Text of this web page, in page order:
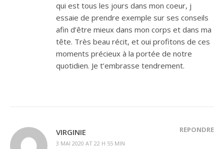
qui est tous les jours dans mon coeur, j
essaie de prendre exemple sur ses conseils
afin d’être mieux dans mon corps et dans ma
tête. Très beau récit, et oui profitons de ces
moments précieux à la portée de notre
quotidien. Je t’embrasse tendrement.
VIRGINIE
3 MAI 2020 AT 22 H 55 MIN
RÉPONDRE